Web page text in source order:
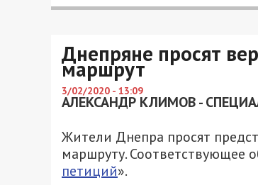
Днепряне просят
маршрут
3/02/2020 - 13:09
АЛЕКСАНДР КЛИМОВ -
Жители Днепра просят
маршруту. Соответствующее
петиций».